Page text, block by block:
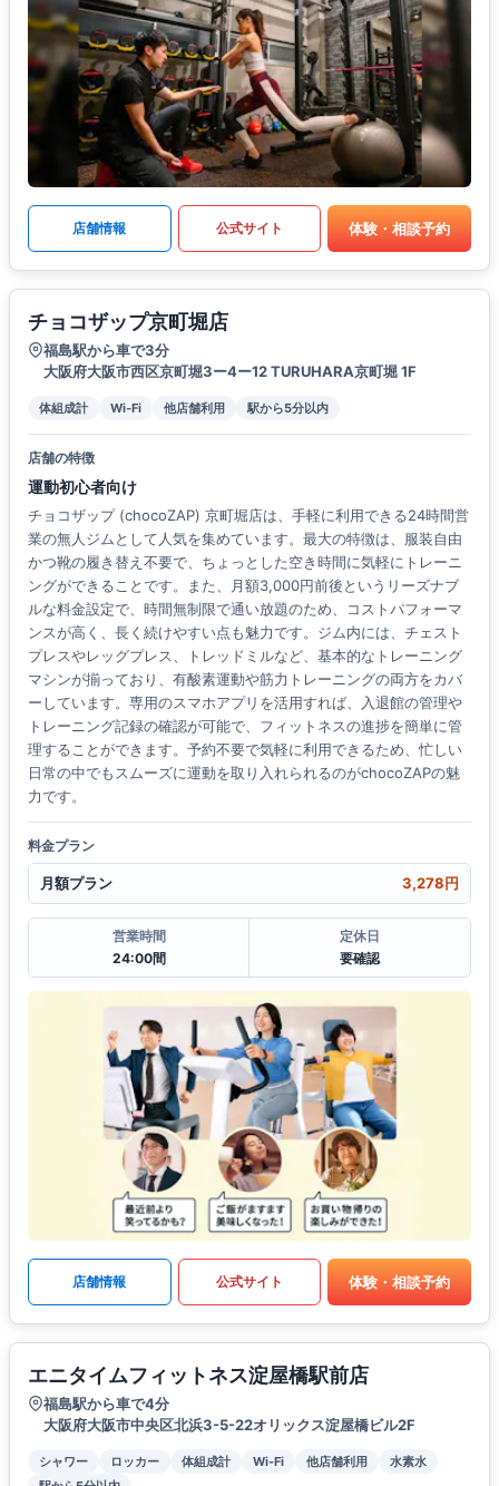
店舗情報 公式サイト 体験・相談予約
チョコザップ京町堀店
福島駅から車で3分
大阪府大阪市西区京町堀3ー4ー12 TURUHARA京町堀 1F
体組成計 Wi-Fi 他店舗利用 駅から5分以内
店舗の特徴
運動初心者向け
チョコザップ (chocoZAP) 京町堀店は、手軽に利用できる24時間営
業の無人ジムとして人気を集めています。最大の特徴は、服装自由
かつ靴の履き替え不要で、ちょっとした空き時間に気軽にトレーニ
ングができることです。また、月額3,000円前後というリーズナブ
ルな料金設定で、時間無制限で通い放題のため、コストパフォーマ
ンスが高く、長く続けやすい点も魅力です。ジム内には、チェスト
プレスやレッグプレス、トレッドミルなど、基本的なトレーニング
マシンが揃っており、有酸素運動や筋力トレーニングの両方をカバ
ーしています。専用のスマホアプリを活用すれば、入退館の管理や
トレーニング記録の確認が可能で、フィットネスの進捗を簡単に管
理することができます。予約不要で気軽に利用できるため、忙しい
日常の中でもスムーズに運動を取り入れられるのがchocoZAPの魅
力です。
料金プラン
月額プラン 3,278円
営業時間
24:00間
定休日
要確認
店舗情報 公式サイト 体験・相談予約
エニタイムフィットネス淀屋橋駅前店
福島駅から車で4分
大阪府大阪市中央区北浜3-5-22オリックス淀屋橋ビル2F
シャワー ロッカー 体組成計 Wi-Fi 他店舗利用
水素水